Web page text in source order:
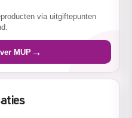
via uitgiftepunten
MUP→